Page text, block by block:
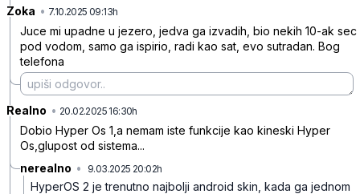
Zoka • 7.10.2025 09:13h
Juce mi upadne u jezero, jedva ga izvadih, bio nekih 10-ak sec
pod vodom, samo ga ispirio, radi kao sat, evo sutradan. Bog
telefona
Realno • 20.02.2025 16:30h
Dobio Hyper Os 1,a nemam iste funkcije kao kineski Hyper
Os,glupost od sistema...
nerealno • 9.03.2025 20:02h
HyperOS 2 je trenutno najbolji android skin, kada ga jednom